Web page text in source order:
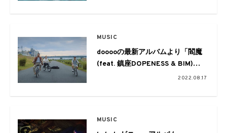
本日配信。リリースツアーの開催
MUSIC
dooooの最新アルバムより「閻魔
(feat. 鎮座DOPENESS & BIM)」
2022.08.17
MUSIC